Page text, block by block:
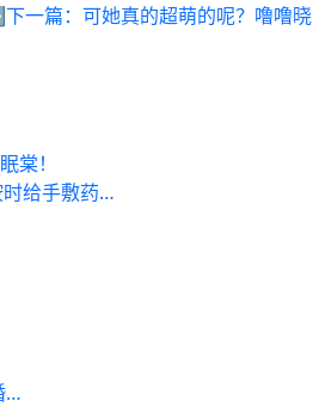
一篇： 可她真的超萌的呢？噜噜晓
棠！
时给手敷药…
…